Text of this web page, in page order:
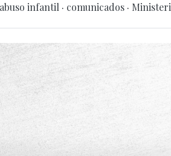
abuso infantil · comunicados ·